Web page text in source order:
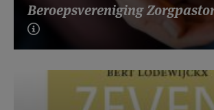
Beroepsvereniging